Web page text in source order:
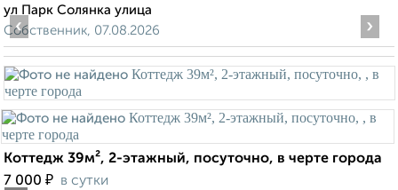
ул Парк Солянка улица
Собственник, 07.08.2026
‹ ›
Коттедж 39м², 2-этажный, посуточно, в черте города
7 000 ₽ в сутки